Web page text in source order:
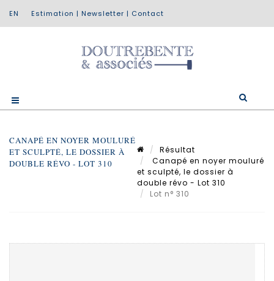
Estimation | Newsletter | Contact
CANAPÉ EN NOYER MOULURÉ
ET SCULPTÉ, LE DOSSIER À
DOUBLE RÉVO - LOT 310
Résultat
Canapé en noyer mouluré
et sculpté, le dossier à
double révo - Lot 310
Lot n° 310